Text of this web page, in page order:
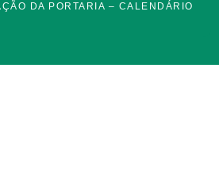
DA PORTARIA – CALENDÁRIO